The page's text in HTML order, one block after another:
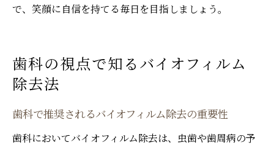
で、笑顔に自信を持てる毎日を目指しましょう。
歯科の視点で知るバイオフィルム
除去法
歯科で推奨されるバイオフィルム除去の重要性
歯科においてバイオフィルム除去は、虫歯や歯周病の予